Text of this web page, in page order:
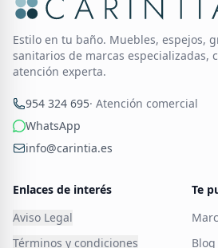
Estilo en tu baño. Muebles, espejos,
sanitarios de marcas especializadas,
atención experta.
954 324 695· Atención comercial
WhatsApp
info@carintia.es
Enlaces de interés
Aviso Legal
Términos y condiciones
Te
Blog